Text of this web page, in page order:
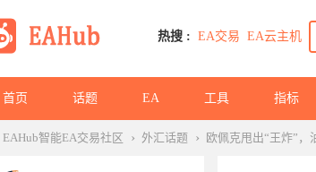
热搜 : EA交易 EA云主机
首页 话题 EA 工具 指标
EAHub智能EA交易社区 › 外汇话题 › 欧佩克甩出“王炸”，